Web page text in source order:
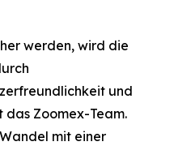
werden, wird die
und
Zoomex-Team.
mit einer